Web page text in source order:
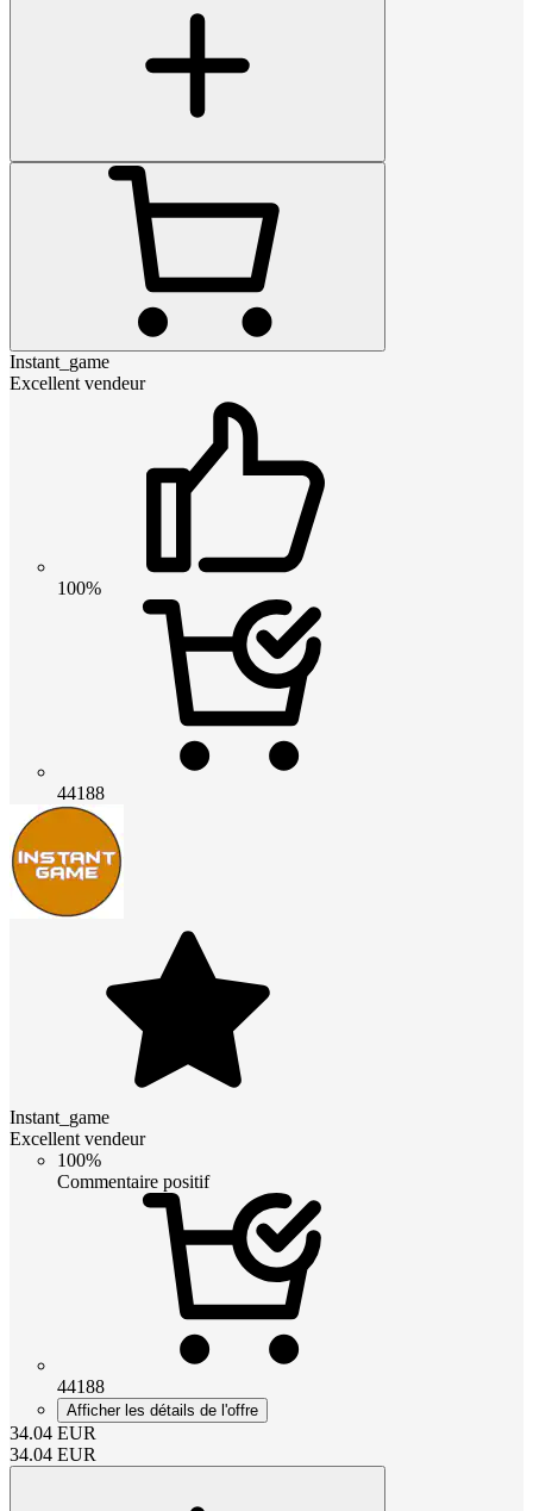
Instant_game
Excellent vendeur
100%
44188
Instant_game
Excellent vendeur
100%
Commentaire positif
44188
Afficher les détails de l'offre
34.04 EUR
34.04 EUR